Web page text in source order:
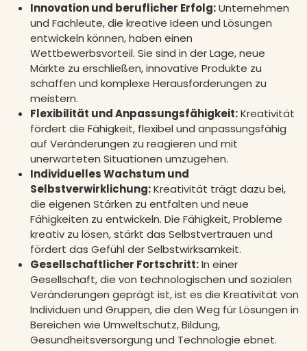
Innovation und beruflicher Erfolg:Unternehmen
und Fachleute, die kreative Ideen und Lösungen
entwickeln können, haben einen
Wettbewerbsvorteil. Sie sind in der Lage, neue
Märkte zu erschließen, innovative Produkte zu
schaffen und komplexe Herausforderungen zu
meistern.
Flexibilität und Anpassungsfähigkeit:Kreativität
fördert die Fähigkeit, flexibel und anpassungsfähig
auf Veränderungen zu reagieren und mit
unerwarteten Situationen umzugehen.
Individuelles Wachstum und
Selbstverwirklichung:Kreativität trägt dazu bei,
die eigenen Stärken zu entfalten und neue
Fähigkeiten zu entwickeln. Die Fähigkeit, Probleme
kreativ zu lösen, stärkt das Selbstvertrauen und
fördert das Gefühl der Selbstwirksamkeit.
Gesellschaftlicher Fortschritt:In einer
Gesellschaft, die von technologischen und sozialen
Veränderungen geprägt ist, ist es die Kreativität von
Individuen und Gruppen, die den Weg für Lösungen in
Bereichen wie Umweltschutz, Bildung,
Gesundheitsversorgung und Technologie ebnet.